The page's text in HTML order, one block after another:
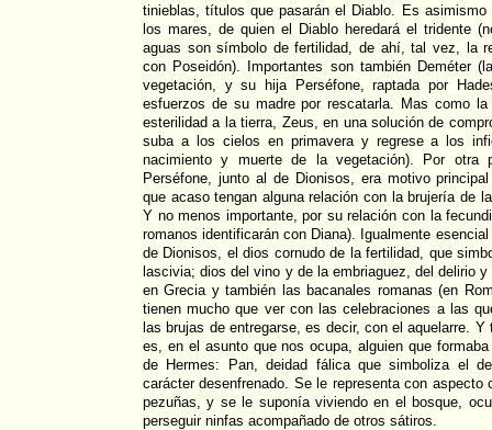
tinieblas, títulos que pasarán el Diablo. Es asimismo
los mares, de quien el Diablo heredará el tridente
aguas son símbolo de fertilidad, de ahí, tal vez, la
con Poseidón). Importantes son también Deméter
vegetación, y su hija Perséfone, raptada por
esfuerzos de su madre por rescatarla. Mas como
esterilidad a la tierra, Zeus, en una solución de
suba a los cielos en primavera y regrese a los
nacimiento y muerte de la vegetación). Por
Perséfone, junto al de Dionisos, era motivo
que acaso tengan alguna relación con la brujería de
Y no menos importante, por su relación con la
romanos identificarán con Diana). Igualmente
de Dionisos, el dios cornudo de la fertilidad, que
lascivia; dios del vino y de la embriaguez, del delirio
en Grecia y también las bacanales romanas (en
tienen mucho que ver con las celebraciones a las
las brujas de entregarse, es decir, con el aquelarre.
es, en el asunto que nos ocupa, alguien que
de Hermes: Pan, deidad fálica que simboliza el
carácter desenfrenado. Se le representa con aspecto
pezuñas, y se le suponía viviendo en el bosque,
perseguir ninfas acompañado de otros sátiros.